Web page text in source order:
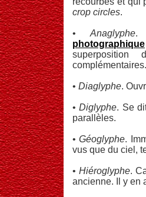
crop circles.
• Anaglyphe.
photographique
complémentaires.
• Diaglyphe.
•Diglyphe. Se
parallèles.
•Géoglyphe.
vus que du ciel,
• Hiéroglyphe.
ancienne. Il y en